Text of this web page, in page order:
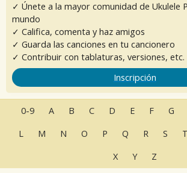
✓ Únete a la mayor comunidad de Ukulele
mundo
✓ Califica, comenta y haz amigos
✓ Guarda las canciones en tu cancionero
✓ Contribuir con tablaturas, versiones, etc.
Inscripción
0-9 A B C D E F G
L
M N O P Q R S T
X
Y Z